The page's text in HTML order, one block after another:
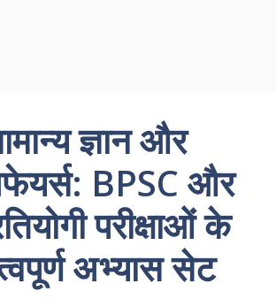
ज्ञान और
BPSC और
परीक्षाओं के
अभ्यास सेट